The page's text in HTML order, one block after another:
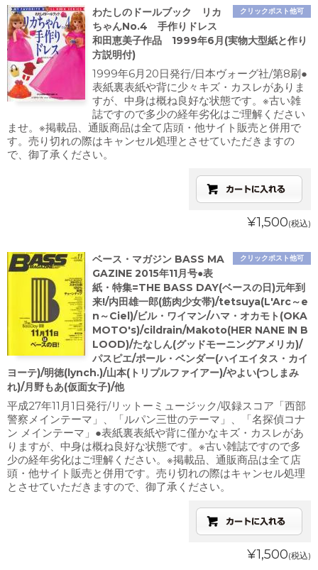
クリックポスト他可
わたしのドールブック リカ
ちゃんNo.4 手作りドレス
和田恵美子作品 1999年6月(実物大型紙と作り
方説明付)
1999年6月20日発行/日本ヴォーグ社/第8刷●
表紙裏表紙や背に少々キズ・カスレがありま
すが、中身は概ね良好な状態です。※古い雑
誌ですので多少の経年劣化はご理解ください
ませ。※掲載品、通販商品は全て店頭・他サイト販売と併用で
す。売り切れの際はキャンセル処理とさせていただきますの
で、御了承ください。
¥1,500(税込)
クリックポスト他可
ベース・マガジン BASS MA
GAZINE 2015年11月号●表
紙・特集=THE BASS DAY(ベースの日)元年到
来!/内田雄一郎(筋肉少女帯)/tetsuya(L'Arc～e
n～Ciel)/ビル・ワイマン/ハマ・オカモト(OKA
MOTO's)/cildrain/Makoto(HER NANE IN B
LOOD)/たなしん(グッドモーニングアメリカ)/
パスピエ/ポール・ベンダー(ハイエイタス・カイ
ヨーテ)/明徳(lynch.)/山本(トリプルファイアー)/やよい(つしまみ
れ)/月野もあ(仮面女子)/他
平成27年11月1日発行/リットーミュージック/収録スコア「西部
警察メインテーマ」、「ルパン三世のテーマ」、「名探偵コナ
ン メインテーマ」●表紙裏表紙や背に僅かなキズ・カスレがあ
りますが、中身は概ね良好な状態です。※古い雑誌ですので多
少の経年劣化はご理解ください。※掲載品、通販商品は全て店
頭・他サイト販売と併用です。売り切れの際はキャンセル処理
とさせていただきますので、御了承ください。
¥1,500(税込)